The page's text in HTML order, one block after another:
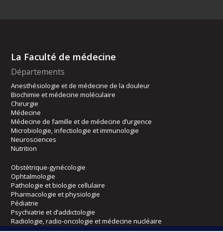
La Faculté de médecine
Départements
Anesthésiologie et de médecine de la douleur
Biochimie et médecine moléculaire
Chirurgie
Médecine
Médecine de famille et de médecine d’urgence
Microbiologie, infectiologie et immunologie
Neurosciences
Nutrition
Obstétrique-gynécologie
Ophtalmologie
Pathologie et biologie cellulaire
Pharmacologie et physiologie
Pédiatrie
Psychiatrie et d’addictologie
Radiologie, radio-oncologie et médecine nucléaire